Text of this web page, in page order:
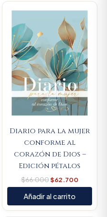
Diario para la mujer
conforme al
corazón de Dios –
Edición pétalos
$66.000
price
was:
$66.000.
$62.700
Current
price
is:
Añadir al carrito